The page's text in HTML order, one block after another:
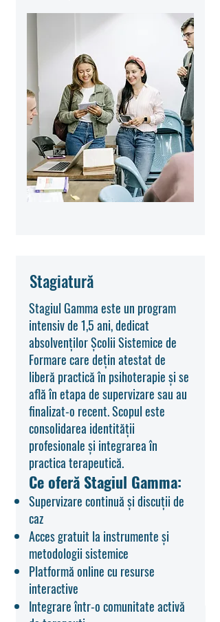
Stagiatură
Stagiul Gamma este un program
intensiv de 1,5 ani, dedicat
absolvenților Școlii Sistemice de
Formare care dețin atestat de
liberă practică în psihoterapie și se
află în etapa de supervizare sau au
finalizat-o recent. Scopul este
consolidarea identității
profesionale și integrarea în
practica terapeutică.
Ce oferă Stagiul Gamma:
Supervizare continuă și discuții de
caz
Acces gratuit la instrumente și
metodologii sistemice
Platformă online cu resurse
interactive
Integrare într-o comunitate activă